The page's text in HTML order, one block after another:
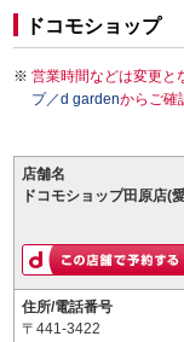
ドコモショップ
営業時間などは変更と
プ／d gardenからご確
店舗名
ドコモショップ田原店(
住所/電話番号
〒441-3422